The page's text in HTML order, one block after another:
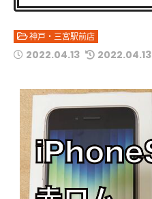
神戸・三宮駅前店
2022.04.13 2022.04.13